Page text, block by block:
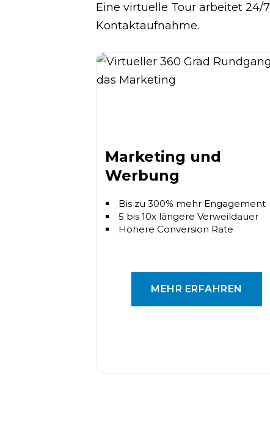
Eine virtuelle Tour arbeitet
Kontaktaufnahme.
Marketing und
Werbung
Bis zu 300% mehr Engagement
5 bis 10x längere Verweildauer
Höhere Conversion Rate
MEHR ERFAHREN